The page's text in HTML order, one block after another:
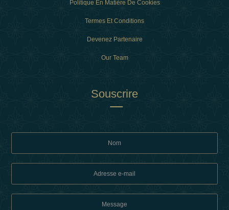
Politique En Matière De Cookies
Termes Et Conditions
Devenez Partenaire
Our Team
Souscrire